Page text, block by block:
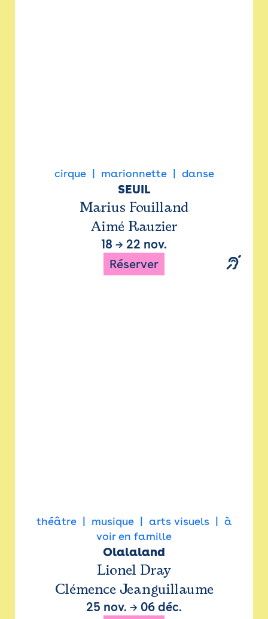
cirque marionnette danse
SEUIL
Marius Fouilland
Aimé Rauzier
18 → 22 nov.
Réserver
théâtre musique arts visuels
à
voir en famille
Olalaland
Lionel Dray
Clémence Jeanguillaume
25 nov. → 06 déc.